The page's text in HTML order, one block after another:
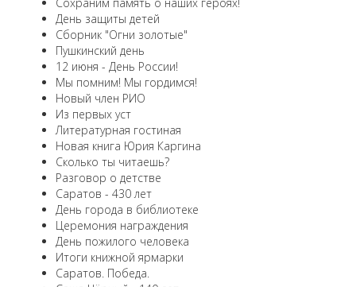
День защиты детей
Сборник "Огни золотые"
Пушкинский день
12 июня - День России!
Мы помним! Мы гордимся!
Новый член РИО
Из первых уст
Литературная гостиная
Новая книга Юрия Каргина
Сколько ты читаешь?
Разговор о детстве
Саратов - 430 лет
День города в библиотеке
Церемония награждения
День пожилого человека
Итоги книжной ярмарки
Саратов. Победа.